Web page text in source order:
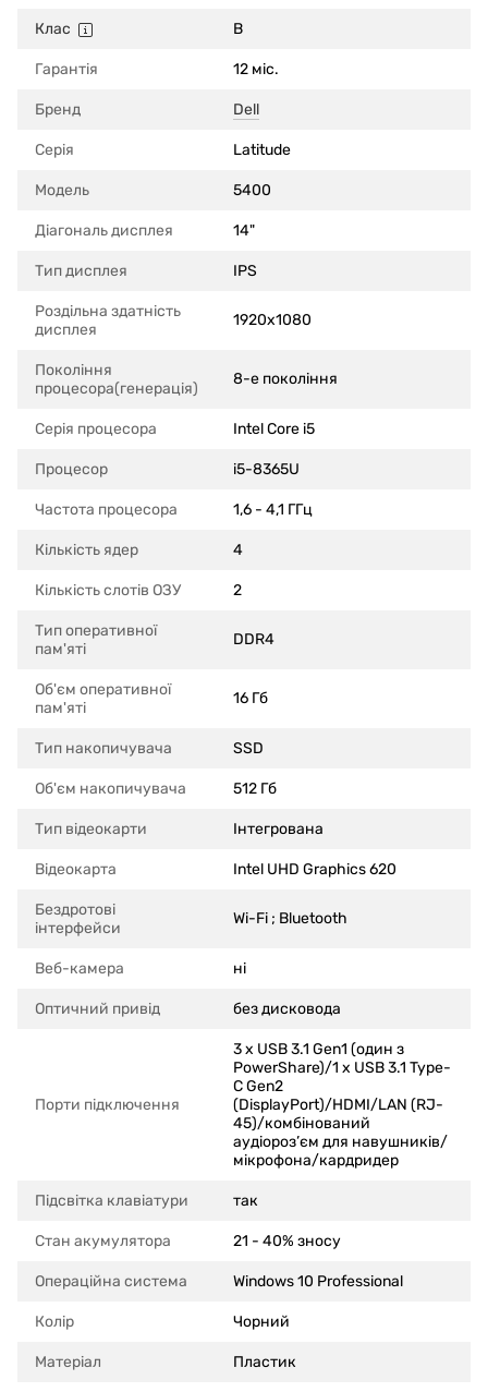
Клас B
Гарантія 12 міс.
Бренд Dell
Серія Latitude
Модель 5400
Діагональ дисплея 14"
Тип дисплея IPS
Роздільна здатність
дисплея
1920x1080
Покоління
процесора(генерація)
8-е покоління
Серія процесора Intel Core i5
Процесор i5-8365U
Частота процесора 1,6 - 4,1 ГГц
Кількість ядер 4
Кількість слотів ОЗУ 2
Тип оперативної
пам'яті
DDR4
Об'єм оперативної
пам'яті
16 Гб
Тип накопичувача SSD
Об'єм накопичувача 512 Гб
Тип відеокарти Інтегрована
Відеокарта Intel UHD Graphics 620
Бездротові
інтерфейси
Wi-Fi ; Bluetooth
Веб-камера ні
Оптичний привід без дисковода
Порти підключення
3 x USB 3.1 Gen1 (один з
PowerShare)/1 x USB 3.1 Type-
C Gen2
(DisplayPort)/HDMI/LAN (RJ-
45)/комбінований
аудіороз’єм для навушників/
мікрофона/кардридер
Підсвітка клавіатури так
Стан акумулятора 21 - 40% зносу
Операційна система Windows 10 Professional
Колір Чорний
Матеріал Пластик